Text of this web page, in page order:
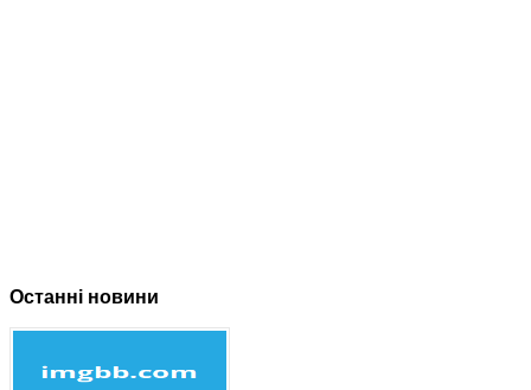
Останні новини